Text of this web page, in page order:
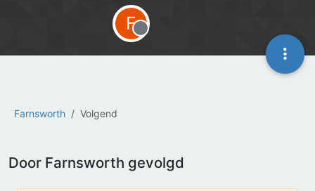
Farnsworth Volgend
F
Offline
Door Farnsworth gevolgd